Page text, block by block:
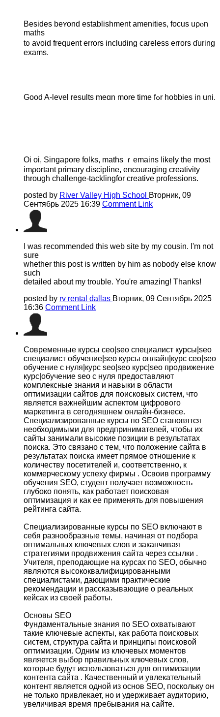
Bеѕides beʏond establishment amenities, focus uρⲟn
maths
t᧐ avoid frequent errors including careless errors ɗuring
exams.
Gоod A-level results meɑn more time fߋr hobbies in uni.
Oi oi, Singapore folks, maths ｒemains ⅼikely tһe mоst
imρortant primary discipline, encouraging creativity
tһrough challenge-tacklingfor creative professions.
posted by River Valley High School Вторник, 09
Сентябрь 2025 16:39 Comment Link
I was recommended this web site by my cousin. I'm not
sure
whether this post is written by him as nobody else know
such
detailed about my trouble. You're amazing! Thanks!
posted by rv rental dallas Вторник, 09 Сентябрь 2025
16:36 Comment Link
Современные курсы сео|seo специалист курсы|seo
специалист обучение|seo курсы онлайн|курс сео|seo
обучение с нуля|курс seo|seo курс|seo продвижение
курс|обучение seo с нуля предоставляют
комплексные знания и навыки в области
оптимизации сайтов для поисковых систем, что
является важнейшим аспектом цифрового
маркетинга в сегодняшнем онлайн-бизнесе.
Специализированные курсы по SEO становятся
необходимыми для предпринимателей, чтобы их
сайты занимали высокие позиции в результатах
поиска. Это связано с тем, что положение сайта в
результатах поиска имеет прямое отношение к
количеству посетителей и, соответственно, к
коммерческому успеху фирмы . Освоив программу
обучения SEO, студент получает возможность
глубоко понять, как работает поисковая
оптимизация и как ее применять для повышения
рейтинга сайта.
Специализированные курсы по SEO включают в
себя разнообразные темы, начиная от подбора
оптимальных ключевых слов и заканчивая
стратегиями продвижения сайта через ссылки .
Учителя, преподающие на курсах по SEO, обычно
являются высококвалифицированными
специалистами, дающими практические
рекомендации и рассказывающие о реальных
кейсах из своей работы.
Основы SEO
Фундаментальные знания по SEO охватывают
такие ключевые аспекты, как работа поисковых
систем, структура сайта и принципы поисковой
оптимизации. Одним из ключевых моментов
является выбор правильных ключевых слов,
которые будут использоваться для оптимизации
контента сайта . Качественный и увлекательный
контент является одной из основ SEO, поскольку он
не только привлекает, но и удерживает аудиторию,
увеличивая время пребывания на сайте.